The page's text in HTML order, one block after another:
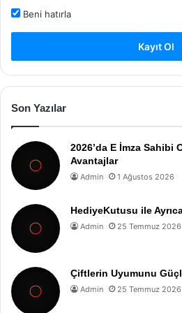
Beni hatırla
Kayıt Ol
Son Yazılar
2026’da E İmza Sahibi
Avantajlar
Admin 1 Ağustos 2026
HediyeKutusu ile
Admin 25 Temmuz 2026
Çiftlerin Uyumunu
Admin 25 Temmuz 2026